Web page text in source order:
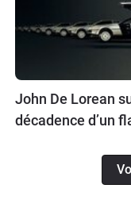
John De Lorean
décadence d’un